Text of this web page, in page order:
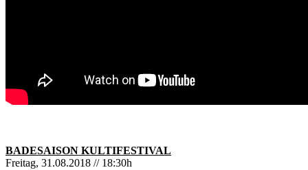
BADESAISON KULTIFESTIVAL
Freitag, 31.08.2018 // 18:30h